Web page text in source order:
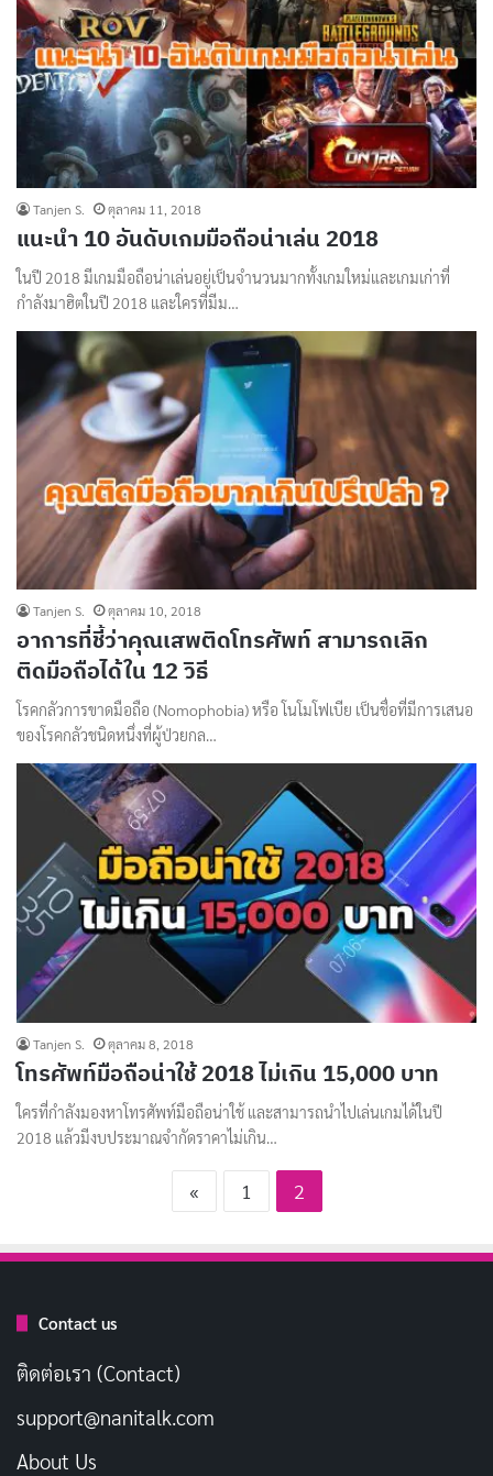
Tanjen S. ตุลาคม 11, 2018
แนะนํา 10 อันดับเกมมือถือน่าเล่น 2018
ในปี 2018 มีเกมมือถือน่าเล่นอยู่เป็นจำนวนมากทั้งเกมใหม่และเกมเก่าที่
กำลังมาฮิตในปี 2018 และใครที่มีม…
Tanjen S. ตุลาคม 10, 2018
อาการที่ชี้ว่าคุณเสพติดโทรศัพท์ สามารถเลิก
ติดมือถือได้ใน 12 วิธี
โรคกลัวการขาดมือถือ (Nomophobia) หรือ โนโมโฟเบีย เป็นชื่อที่มีการเสนอ
ของโรคกลัวชนิดหนึ่งที่ผู้ป่วยกล…
Tanjen S. ตุลาคม 8, 2018
โทรศัพท์มือถือน่าใช้ 2018 ไม่เกิน 15,000 บาท
ใครที่กำลังมองหาโทรศัพท์มือถือน่าใช้ และสามารถนำไปเล่นเกมได้ในปี
2018 แล้วมีงบประมาณจำกัดราคาไม่เกิน…
« 1 2
Contact us
ติดต่อเรา (Contact)
support@nanitalk.com
About Us